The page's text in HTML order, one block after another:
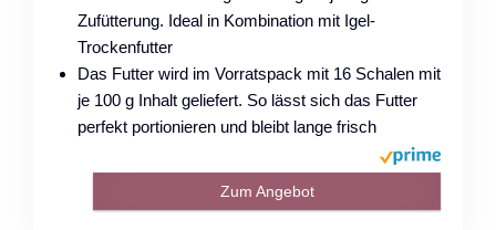
Zufütterung. Ideal in Kombination mit Igel-
Trockenfutter
Das Futter wird im Vorratspack mit 16 Schalen mit
je 100 g Inhalt geliefert. So lässt sich das Futter
perfekt portionieren und bleibt lange frisch
Zum Angebot